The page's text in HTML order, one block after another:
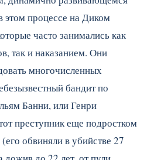
процессе на Диком
часто занимались как
так и наказанием. Они
многочисленных
бандит по
Банни, или Генри
преступник еще подростком
обвиняли в убийстве 27